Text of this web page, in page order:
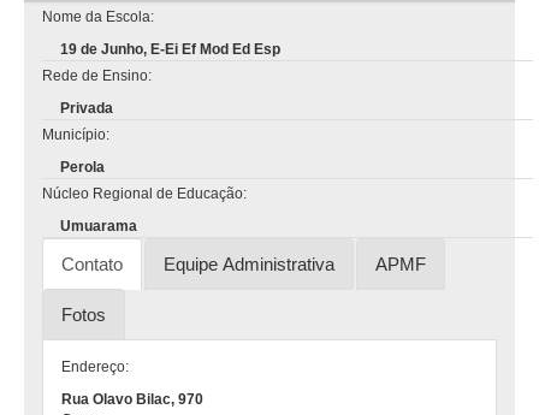
Nome da Escola:
19 de Junho, E-Ei Ef Mod Ed Esp
Rede de Ensino:
Privada
Município:
Perola
Núcleo Regional de Educação:
Umuarama
Contato Equipe Administrativa APMF
Fotos
Endereço:
Rua Olavo Bilac, 970